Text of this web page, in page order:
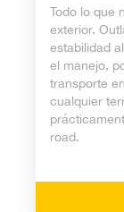
Todo lo que
exterior.
estabilidad
el manejo,
transporte
cualquier
road.